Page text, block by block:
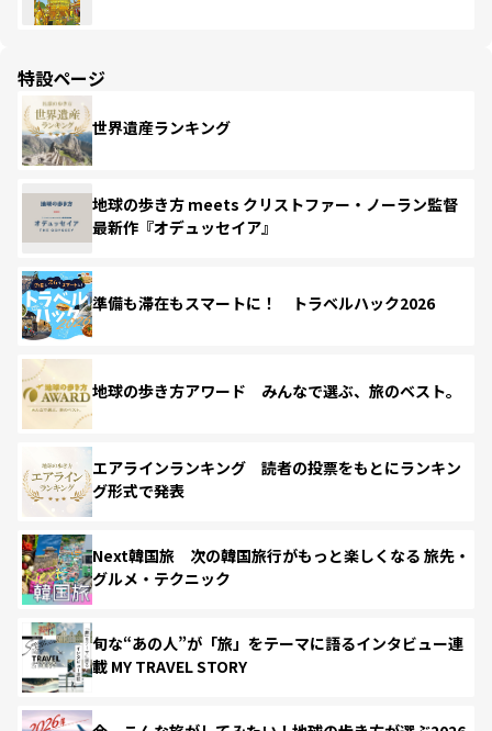
特設ページ
世界遺産ランキング
地球の歩き方 meets クリストファー・ノーラン監督
最新作『オデュッセイア』
準備も滞在もスマートに！ トラベルハック2026
地球の歩き方アワード みんなで選ぶ、旅のベスト。
エアラインランキング 読者の投票をもとにランキン
グ形式で発表
Next韓国旅 次の韓国旅行がもっと楽しくなる 旅先・
グルメ・テクニック
旬な“あの人”が「旅」をテーマに語るインタビュー連
載 MY TRAVEL STORY